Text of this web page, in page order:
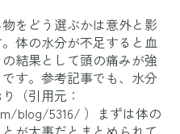
をどう選ぶかは意外と影
体の水分が不足すると血
結果として頭の痛みが強
す。参考記事でも、水分
（引用元：
blog/5316/ ）まずは体の